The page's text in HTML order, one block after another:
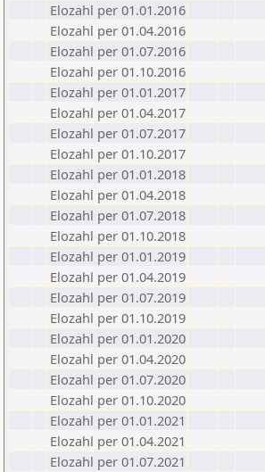
Elozahl per 01.01.2016
Elozahl per 01.04.2016
Elozahl per 01.07.2016
Elozahl per 01.10.2016
Elozahl per 01.01.2017
Elozahl per 01.04.2017
Elozahl per 01.07.2017
Elozahl per 01.10.2017
Elozahl per 01.01.2018
Elozahl per 01.04.2018
Elozahl per 01.07.2018
Elozahl per 01.10.2018
Elozahl per 01.01.2019
Elozahl per 01.04.2019
Elozahl per 01.07.2019
Elozahl per 01.10.2019
Elozahl per 01.01.2020
Elozahl per 01.04.2020
Elozahl per 01.07.2020
Elozahl per 01.10.2020
Elozahl per 01.01.2021
Elozahl per 01.04.2021
Elozahl per 01.07.2021